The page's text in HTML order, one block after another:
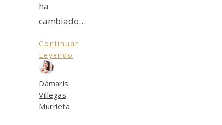
ha
cambiado…
Continuar
Leyendo
Dámaris
Villegas
Murrieta